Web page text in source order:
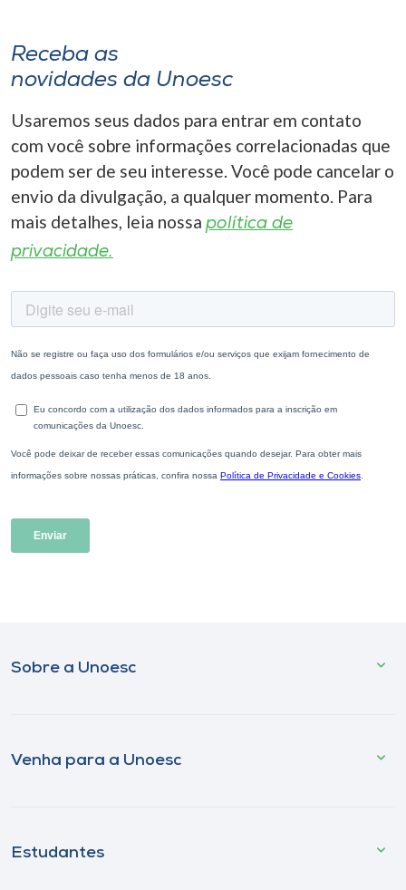
Receba as
novidades da Unoesc
Usaremos seus dados para entrar em contato
com você sobre informações correlacionadas que
podem ser de seu interesse. Você pode cancelar o
envio da divulgação, a qualquer momento. Para
mais detalhes, leia nossa política de
privacidade.
Sobre a Unoesc
Venha para a Unoesc
Estudantes